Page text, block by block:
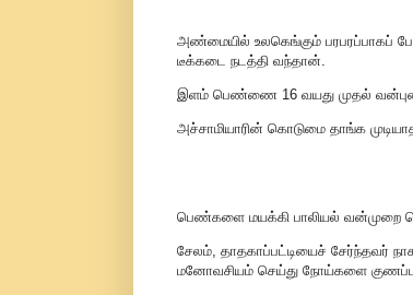
அண்மையில் உலகெங்கும் பரபரப்பாகப்
டீக்கடை நடத்தி வந்தான்.
இளம் பெண்ணை 16 வயது முதல்
அச்சாமியாரின் கொடுமை தாங்க
பெண்களை மயக்கி பாலியல் வன்முறை
சேலம், தாதகாப்பட்டியைச் சேர்ந்தவர்
மனோவசியம் செய்து நோய்களை